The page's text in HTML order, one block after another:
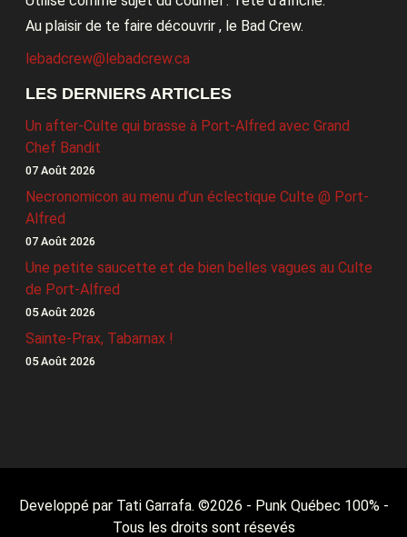
Au plaisir de te faire découvrir , le Bad Crew.
lebadcrew@lebadcrew.ca
LES DERNIERS ARTICLES
Un after-Culte qui brasse à Port-Alfred avec Grand
Chef Bandit
07 Août 2026
Necronomicon au menu d’un éclectique Culte @ Port-
Alfred
07 Août 2026
Une petite saucette et de bien belles vagues au Culte
de Port-Alfred
05 Août 2026
Sainte-Prax, Tabarnax !
05 Août 2026
Developpé par Tati Garrafa. ©2026 - Punk Québec 100% -
Tous les droits sont résevés